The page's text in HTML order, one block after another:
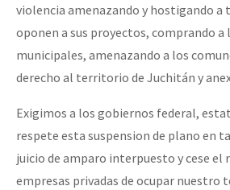
violencia amenazando y hostigando a
oponen a sus proyectos, comprando a
municipales, amenazando a los
derecho al territorio de Juchitán y
Exigimos a los gobiernos federal,
respete esta suspension de plano en
juicio de amparo interpuesto y cese el
empresas privadas de ocupar nuestro